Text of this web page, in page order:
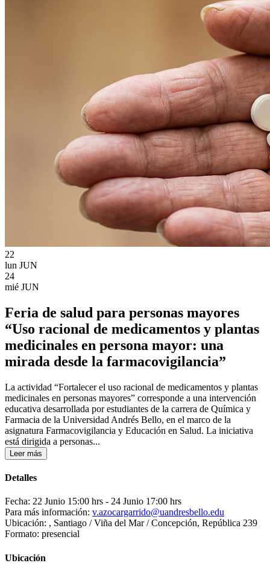
22
lun JUN
24
mié JUN
Feria de salud para personas mayores
“Uso racional de medicamentos y plantas
medicinales en persona mayor: una
mirada desde la farmacovigilancia”
La actividad “Fortalecer el uso racional de medicamentos y plantas
medicinales en personas mayores” corresponde a una intervención
educativa desarrollada por estudiantes de la carrera de Química y
Farmacia de la Universidad Andrés Bello, en el marco de la
asignatura Farmacovigilancia y Educación en Salud. La iniciativa
está dirigida a personas...
Leer más
Detalles
Fecha: 22 Junio 15:00 hrs - 24 Junio 17:00 hrs
Para más información: v.azocargarrido@uandresbello.edu
Ubicación: , Santiago / Viña del Mar / Concepción, República 239
Formato: presencial
Ubicación